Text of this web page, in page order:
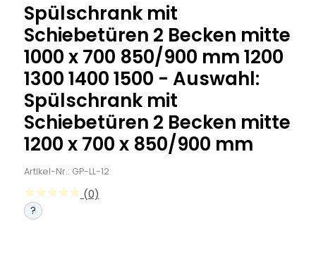
Spülschrank mit
Schiebetüren 2 Becken mitte
1000 x 700 850/900 mm 1200
1300 1400 1500 - Auswahl:
Spülschrank mit
Schiebetüren 2 Becken mitte
1200 x 700 x 850/900 mm
Artikel-Nr.: GP-LL-12
(0)
?